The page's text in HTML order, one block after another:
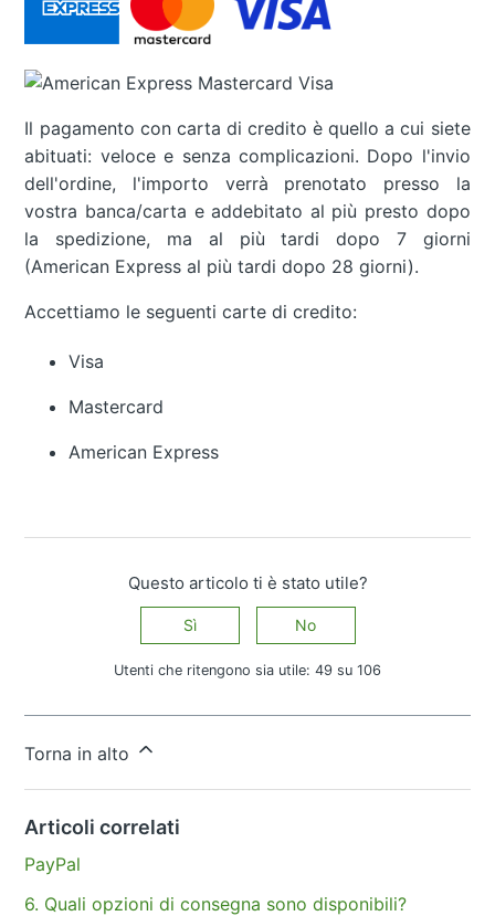
Il pagamento con carta di credito è quello a cui siete
abituati: veloce e senza complicazioni. Dopo l'invio
dell'ordine, l'importo verrà prenotato presso la
vostra banca/carta e addebitato al più presto dopo
la spedizione, ma al più tardi dopo 7 giorni
(American Express al più tardi dopo 28 giorni).
Accettiamo le seguenti carte di credito:
Visa
Mastercard
American Express
Questo articolo ti è stato utile?
Sì No
Utenti che ritengono sia utile: 49 su 106
Torna in alto
Articoli correlati
PayPal
6. Quali opzioni di consegna sono disponibili?